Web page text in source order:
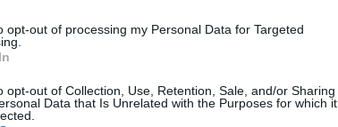
opt-out of processing my Personal Data for Targeted
opt-out of Collection, Use, Retention, Sale, and/or Sharing
Data that Is Unrelated with the Purposes for which it
si salva
Premier